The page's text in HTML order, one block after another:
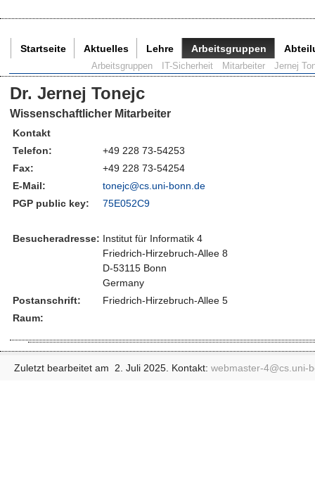
Startseite Aktuelles Lehre Arbeitsgruppen
Arbeitsgruppen IT-Sicherheit Mitarbeiter Jernej
Dr. Jernej Tonejc
Wissenschaftlicher Mitarbeiter
Kontakt
Telefon:
+49 228 73-54253
Fax:
+49 228 73-54254
E-Mail:
tonejc@cs.uni-bonn.de
PGP public key:
75E052C9
Besucheradresse: Institut für Informatik 4
Friedrich-Hirzebruch-Allee 8
D-53115 Bonn
Germany
Postanschrift:
Friedrich-Hirzebruch-Allee 5
Raum:
Zuletzt bearbeitet am 2. Juli 2025. Kontakt: webmaster-4@cs.uni-